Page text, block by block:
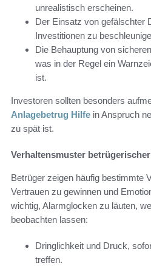
unrealistisch erscheinen.
Der Einsatz von gefälschter
Investitionen zu
Die Behauptung von
was in der Regel ein
ist.
Investoren sollten besonders
Anlagebetrug Hilfe in Anspruch
zu spät ist.
Verhaltensmuster
Betrüger zeigen häufig bestimmte
Vertrauen zu gewinnen und
wichtig, Alarmglocken zu läuten,
beobachten lassen:
Dringlichkeit und Druck,
treffen.